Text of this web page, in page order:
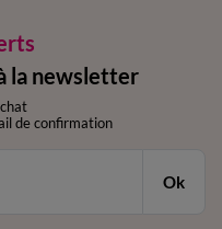
la newsletter
de confirmation
Ok